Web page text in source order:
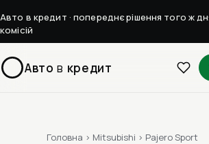
Авто в кредит · попереднє рішення того ж
комісій
Авто в кредит
Головна › Mitsubishi › Pajero Sport